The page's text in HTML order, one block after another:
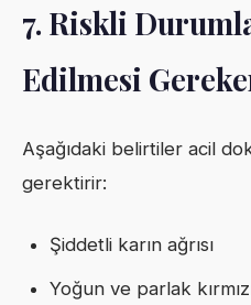
7. Riskli
Edilmesi
Aşağıdaki belirtiler acil
gerektirir:
Şiddetli karın ağrısı
Yoğun ve parlak